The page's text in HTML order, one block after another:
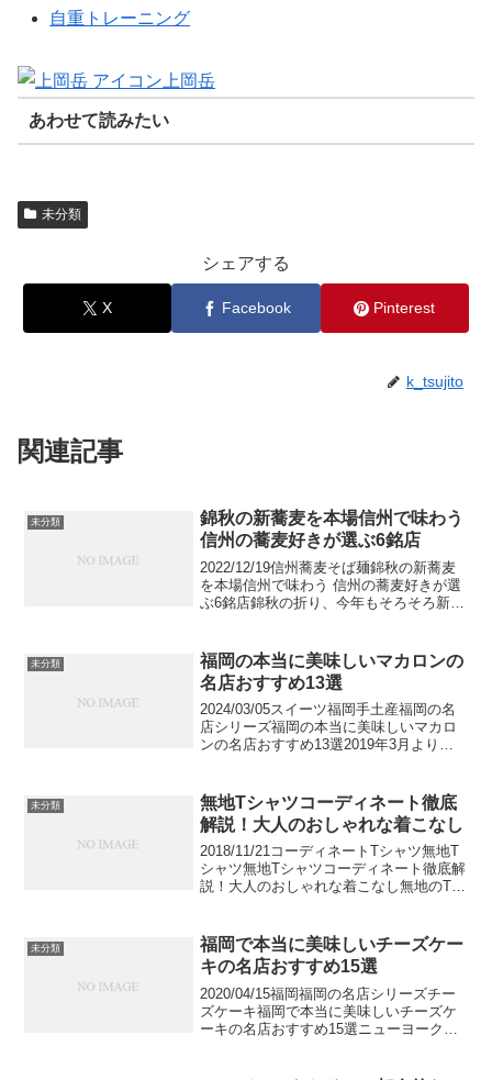
自重トレーニング
上岡岳
あわせて読みたい
未分類
シェアする
X Facebook Pinterest
k_tsujito
関連記事
未分類
錦秋の新蕎麦を本場信州で味わう
信州の蕎麦好きが選ぶ6銘店
2022/12/19信州蕎麦そば麺錦秋の新蕎麦
を本場信州で味わう 信州の蕎麦好きが選
ぶ6銘店錦秋の折り、今年もそろそろ新蕎
してパワースポットとしても人気の戸隠
エリア。...
未分類
福岡の本当に美味しいマカロンの
名店おすすめ13選
2024/03/05スイーツ福岡手土産福岡の名
店シリーズ福岡の本当に美味しいマカロ
ンの名店おすすめ13選2019年3月より通
定番商品として話題を集めています。さ
らに福岡...
未分類
無地Tシャツコーディネート徹底
解説！大人のおしゃれな着こなし
2018/11/21コーディネートTシャツ無地T
シャツ無地Tシャツコーディネート徹底解
説！大人のおしゃれな着こなし無地のTシ
コツからインナーとして使う場合まで
様々な種...
未分類
福岡で本当に美味しいチーズケー
キの名店おすすめ15選
2020/04/15福岡福岡の名店シリーズチー
ズケーキ福岡で本当に美味しいチーズケ
ーキの名店おすすめ15選ニューヨークチ